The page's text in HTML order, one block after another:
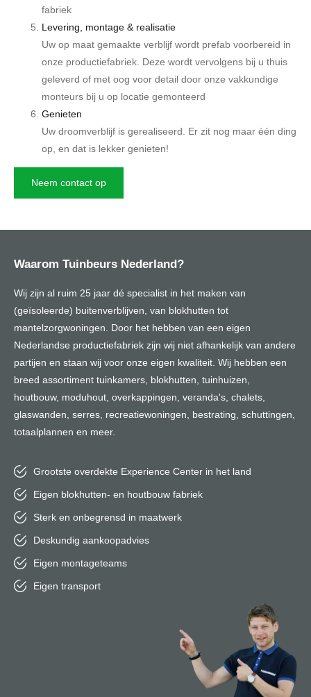
fabriek
Levering, montage & realisatie
Uw op maat gemaakte verblijf wordt prefab voorbereid in
onze productiefabriek. Deze wordt vervolgens bij u thuis
geleverd of met oog voor detail door onze vakkundige
monteurs bij u op locatie gemonteerd
Genieten
Uw droomverblijf is gerealiseerd. Er zit nog maar één ding
op, en dat is lekker genieten!
Neem contact op
Waarom Tuinbeurs Nederland?
Wij zijn al ruim 25 jaar dé specialist in het maken van
(geïsoleerde) buitenverblijven, van blokhutten tot
mantelzorgwoningen. Door het hebben van een eigen
Nederlandse productiefabriek zijn wij niet afhankelijk van andere
partijen en staan wij voor onze eigen kwaliteit. Wij hebben een
breed assortiment tuinkamers, blokhutten, tuinhuizen,
houtbouw, moduhout, overkappingen, veranda's, chalets,
glaswanden, serres, recreatiewoningen, bestrating, schuttingen,
totaalplannen en meer.
Grootste overdekte Experience Center in het land
Eigen blokhutten- en houtbouw fabriek
Sterk en onbegrensd in maatwerk
Deskundig aankoopadvies
Eigen montageteams
Eigen transport